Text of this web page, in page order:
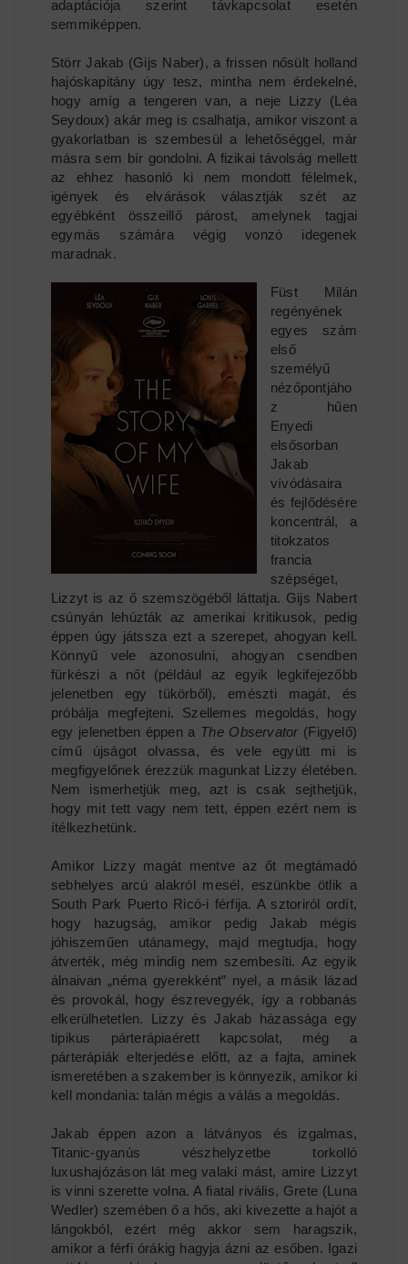
adaptációja szerint távkapcsolat esetén
semmiképpen.
Störr Jakab (Gijs Naber), a frissen nősült holland
hajóskapitány úgy tesz, mintha nem érdekelné,
hogy amíg a tengeren van, a neje Lizzy (Léa
Seydoux) akár meg is csalhatja, amikor viszont a
gyakorlatban is szembesül a lehetőséggel, már
másra sem bír gondolni. A fizikai távolság mellett
az ehhez hasonló ki nem mondott félelmek,
igények és elvárások választják szét az
egyébként összeillő párost, amelynek tagjai
egymás számára végig vonzó idegenek
maradnak.
Füst Milán
regényének
egyes szám
első
személyű
nézőpontjáho
z hűen
Enyedi
elsősorban
Jakab
vívódásaira
és fejlődésére
koncentrál, a
titokzatos
francia
szépséget,
Lizzyt is az ő szemszögéből láttatja. Gijs Nabert
csúnyán lehúzták az amerikai kritikusok, pedig
éppen úgy játssza ezt a szerepet, ahogyan kell.
Könnyű vele azonosulni, ahogyan csendben
fürkészi a nőt (például az egyik legkifejezőbb
jelenetben egy tükörből), emészti magát, és
próbálja megfejteni. Szellemes megoldás, hogy
egy jelenetben éppen a The Observator (Figyelő)
című újságot olvassa, és vele együtt mi is
megfigyelőnek érezzük magunkat Lizzy életében.
Nem ismerhetjük meg, azt is csak sejthetjük,
hogy mit tett vagy nem tett, éppen ezért nem is
ítélkezhetünk.
Amikor Lizzy magát mentve az őt megtámadó
sebhelyes arcú alakról mesél, eszünkbe ötlik a
South Park Puerto Ricó-i férfija. A sztoriról ordít,
hogy hazugság, amikor pedig Jakab mégis
jóhiszeműen utánamegy, majd megtudja, hogy
átverték, még mindig nem szembesíti. Az egyik
álnaivan „néma gyerekként” nyel, a másik lázad
és provokál, hogy észrevegyék, így a robbanás
elkerülhetetlen. Lizzy és Jakab házassága egy
tipikus párterápiaérett kapcsolat, még a
párterápiák elterjedése előtt, az a fajta, aminek
ismeretében a szakember is könnyezik, amikor ki
kell mondania: talán mégis a válás a megoldás.
Jakab éppen azon a látványos és izgalmas,
Titanic-gyanús vészhelyzetbe torkolló
luxushajózáson lát meg valaki mást, amire Lizzyt
is vinni szerette volna. A fiatal rivális, Grete (Luna
Wedler) szemében ő a hős, aki kivezette a hajót a
lángokból, ezért még akkor sem haragszik,
amikor a férfi órákig hagyja ázni az esőben. Igazi